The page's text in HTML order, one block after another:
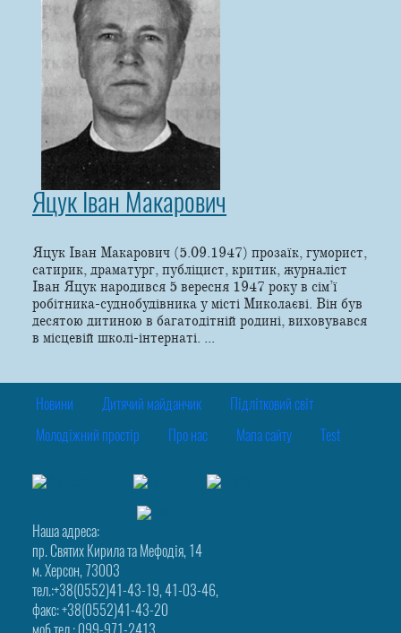
Яцук Іван Макарович
Яцук Іван Макарович (5.09.1947) прозаїк, гуморист,
сатирик, драматург, публіцист, критик, журналіст
Іван Яцук народився 5 вересня 1947 року в сім’ї
робітника-суднобудівника у місті Миколаєві. Він був
десятою дитиною в багатодітній родині, виховувався
в місцевій школі-інтернаті. ...
Новини Дитячий майданчик Підлітковий світ
Молодіжний простір Про нас Мапа сайту Test
Наша адреса:
пр. Святих Кирила та Мефодія, 14
м. Херсон, 73003
тел.:+38(0552)41-43-19, 41-03-46,
факс: +38(0552)41-43-20